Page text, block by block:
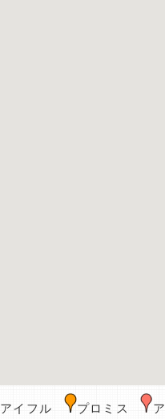
アイフル プロミス